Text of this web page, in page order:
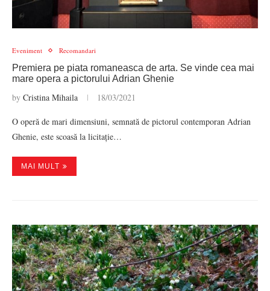
Eveniment Recomandari
Premiera pe piata romaneasca de arta. Se vinde cea mai
mare opera a pictorului Adrian Ghenie
by Cristina Mihaila 18/03/2021
O operă de mari dimensiuni, semnată de pictorul contemporan Adrian
Ghenie, este scoasă la licitație…
MAI MULT